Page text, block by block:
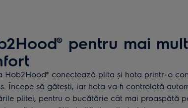
pentru mai mult
Hob2Hood® conectează plita și hota printr-o
Începe să gătești, iar hota va fi controlată
plitei, pentru o bucătărie cât mai proaspătă